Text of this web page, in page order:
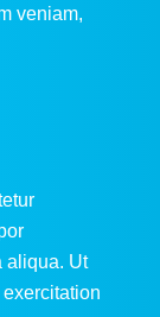
veniam,
aliqua. Ut